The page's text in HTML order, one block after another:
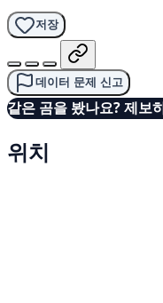
저장
데이터 문제 신고
같은 곰을 봤나요? 제보
위치